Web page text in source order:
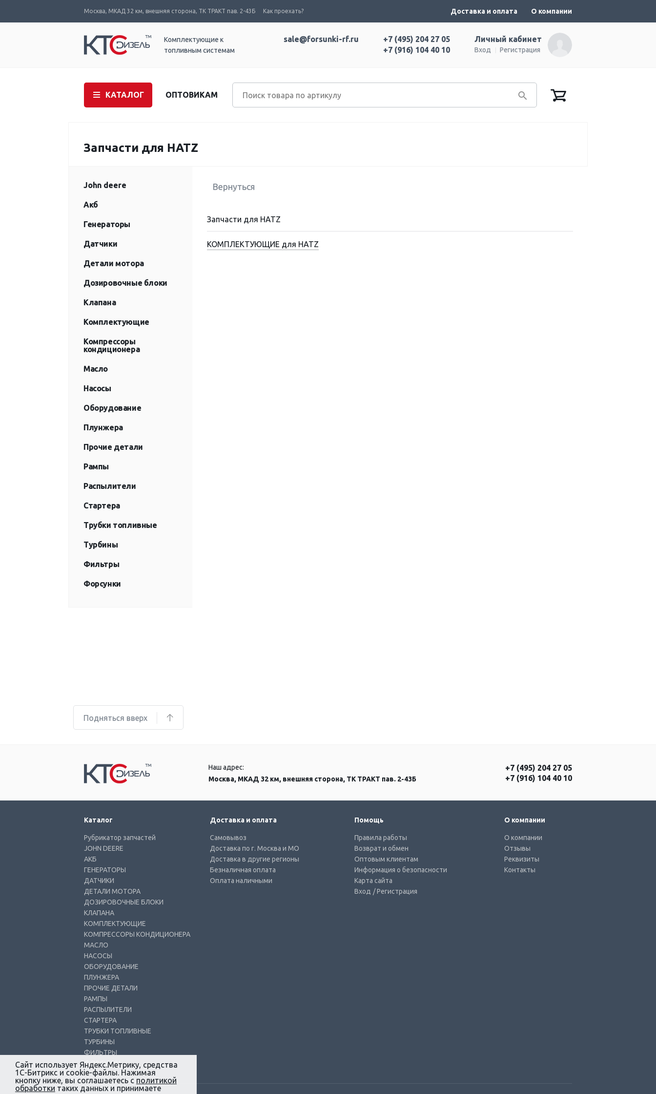
Москва, МКАД 32 км, внешняя сторона, ТК ТРАКТ пав. 2-43Б Как проехать? Доставка и оплата О компании
Комплектующие к
топливным системам
Личный кабинет
Вход Регистрация
+7 (495) 204 27 05
+7 (916) 104 40 10
sale@forsunki-rf.ru
КАТАЛОГ ОПТОВИКАМ
Запчасти для HATZ
John deere
Акб
Генераторы
Датчики
Детали мотора
Дозировочные блоки
Клапана
Комплектующие
Компрессоры
кондиционера
Масло
Насосы
Оборудование
Плунжера
Прочие детали
Рампы
Распылители
Стартера
Трубки топливные
Турбины
Фильтры
Форсунки
Подняться вверх
Вернуться
Запчасти для HATZ
КОМПЛЕКТУЮЩИЕ для HATZ
Наш адрес:
Москва, МКАД 32 км, внешняя сторона, ТК ТРАКТ пав. 2-43Б
+7 (495) 204 27 05
+7 (916) 104 40 10
Каталог
Рубрикатор запчастей
JOHN DEERE
АКБ
ГЕНЕРАТОРЫ
ДАТЧИКИ
ДЕТАЛИ МОТОРА
ДОЗИРОВОЧНЫЕ БЛОКИ
КЛАПАНА
КОМПЛЕКТУЮЩИЕ
КОМПРЕССОРЫ КОНДИЦИОНЕРА
МАСЛО
НАСОСЫ
ОБОРУДОВАНИЕ
ПЛУНЖЕРА
ПРОЧИЕ ДЕТАЛИ
РАМПЫ
РАСПЫЛИТЕЛИ
СТАРТЕРА
ТРУБКИ ТОПЛИВНЫЕ
ТУРБИНЫ
ФИЛЬТРЫ
ФОРСУНКИ
Доставка и оплата
Самовывоз
Доставка по г. Москва и МО
Доставка в другие регионы
Безналичная оплата
Оплата наличными
Помощь
Правила работы
Возврат и обмен
Оптовым клиентам
Информация о безопасности
Карта сайта
Вход / Регистрация
О компании
О компании
Отзывы
Реквизиты
Контакты
Сайт использует Яндекс.Метрику, средства
1С-Битрикс и cookie-файлы. Нажимая
кнопку ниже, вы соглашаетесь с политикой
обработки таких данных и принимаете